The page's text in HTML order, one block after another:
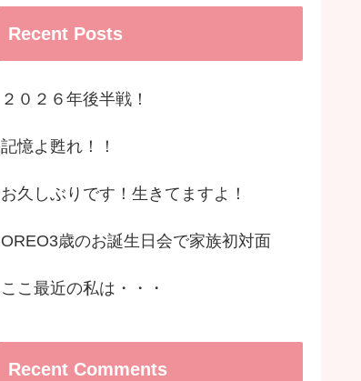
Recent Posts
２０２６年後半戦！
記憶よ甦れ！！
お久しぶりです！生きてますよ！
OREO3歳のお誕生日会で家族初対面
ここ最近の私は・・・
Recent Comments